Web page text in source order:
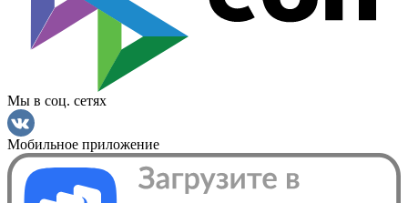
Мы в соц. сетях
Мобильное приложение